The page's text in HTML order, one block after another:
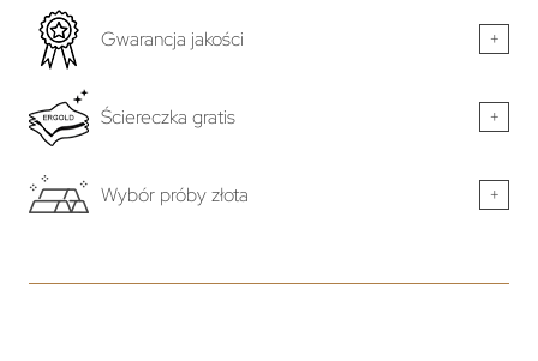
Gwarancja jakości +
Ściereczka gratis +
Wybór próby złota +